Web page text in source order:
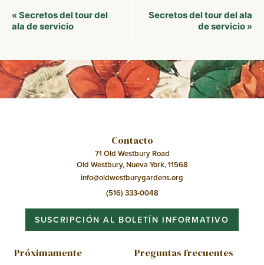
Navegación
del
« Secretos del tour del
ala de servicio
Secretos del tour del ala
de servicio »
Contacto
71 Old Westbury Road
Old Westbury, Nueva York, 11568
info@oldwestburygardens.org
(516) 333-0048
SUSCRIPCIÓN AL BOLETÍN INFORMATIVO
Próximamente Preguntas frecuentes